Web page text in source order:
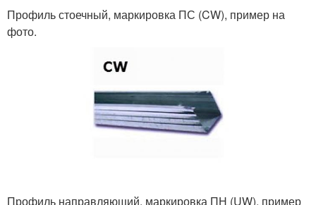
Профиль стоечный, маркировка ПС (CW), пример на
фото.
Профиль направляющий, маркировка ПН (UW), пример